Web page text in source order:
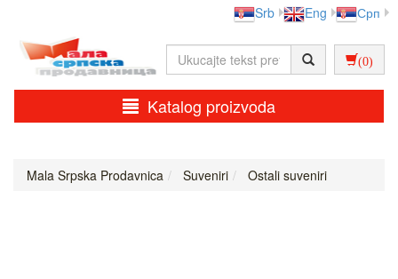
Srb Eng Срп
(0)
Katalog proizvoda
Mala Srpska Prodavnica Suveniri Ostali suveniri